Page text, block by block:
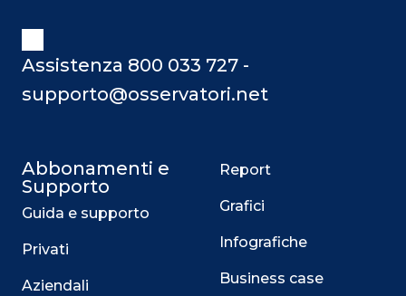
Assistenza 800 033 727 -
supporto@osservatori.net
Abbonamenti e
Supporto
Guida e supporto
Privati
Aziendali
Report
Grafici
Infografiche
Business case